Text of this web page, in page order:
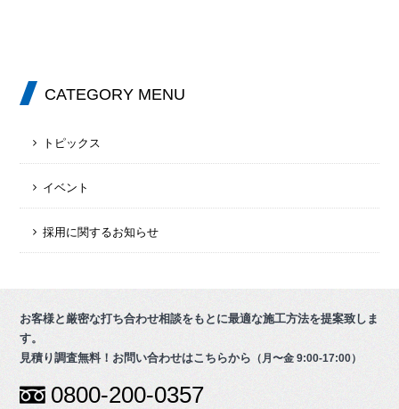
CATEGORY MENU
トピックス
イベント
採用に関するお知らせ
お客様と厳密な打ち合わせ相談をもとに最適な施工方法を提案致しま
す。
見積り調査無料！お問い合わせはこちらから （月〜金 9:00-17:00）
0800-200-0357